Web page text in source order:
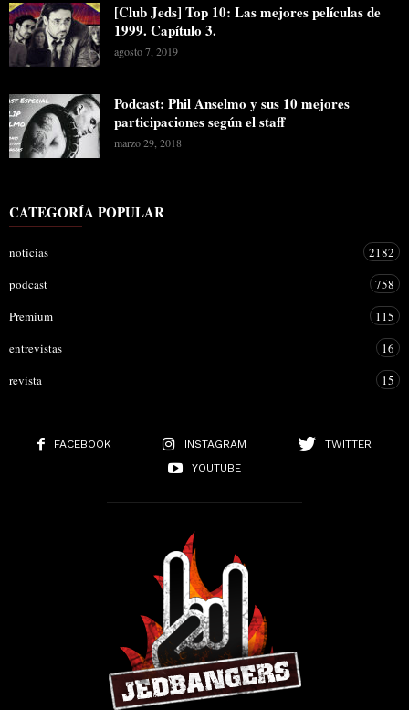
[Club Jeds] Top 10: Las mejores películas de
1999. Capítulo 3.
agosto 7, 2019
Podcast: Phil Anselmo y sus 10 mejores
participaciones según el staff
marzo 29, 2018
CATEGORÍA POPULAR
noticias
2182
podcast
758
Premium
115
entrevistas
16
revista
15
FACEBOOK INSTAGRAM
TWITTER
YOUTUBE